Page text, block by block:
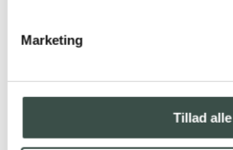
Marketing
Tillad alle